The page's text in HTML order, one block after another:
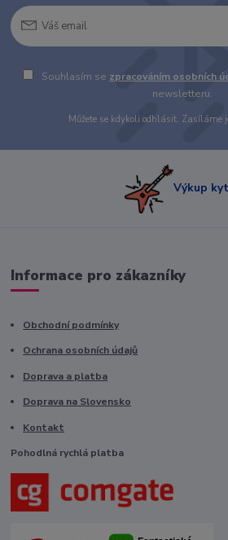
Souhlasím se zpracováním osobních
newsletteru.
Můžete se kdykoli odhlásit. Zasíláme
Výkup
Informace pro zákazníky
Obchodní podmínky
Ochrana osobních údajů
Doprava a platba
Doprava na Slovensko
Kontakt
Pohodlná rychlá platba